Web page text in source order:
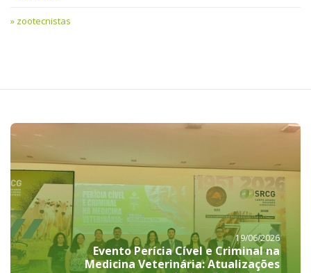
zootecnistas
19/06/2026
Evento Perícia Cível e Criminal na
Medicina Veterinária: Atualizações